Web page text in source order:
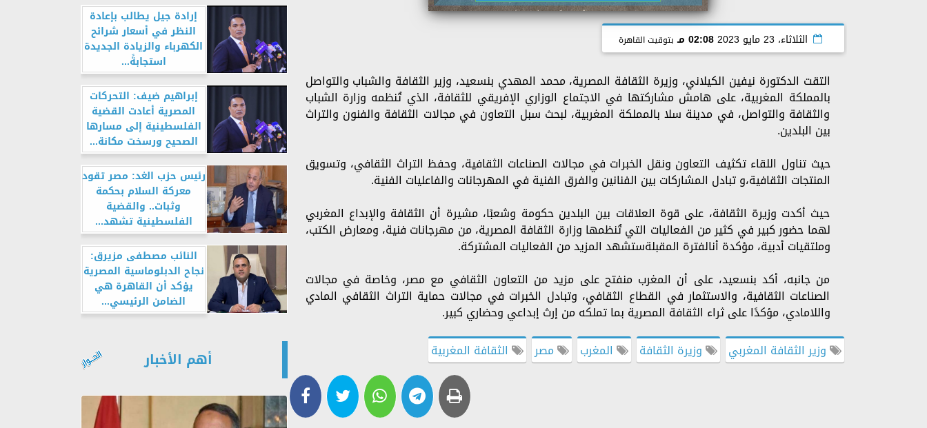
الثلاثاء، 23 مايو 2023 02:08 مـ بتوقيت القاهرة
التقت الدكتورة نيفين الكيلاني، وزيرة الثقافة المصرية، محمد المهدي بنسعيد، وزير الثقافة والشباب والتواصل
بالمملكة المغربية، على هامش مشاركتها في الاجتماع الوزاري الإفريقي للثقافة، الذي تُنظمه وزارة الشباب
والثقافة والتواصل، في مدينة سلا بالمملكة المغربية، لبحث سبل التعاون في مجالات الثقافة والفنون والتراث
بين البلدين.
حيث تناول اللقاء تكثيف التعاون ونقل الخبرات في مجالات الصناعات الثقافية، وحفظ التراث الثقافي، وتسويق
المنتجات الثقافية،و تبادل المشاركات بين الفنانين والفرق الفنية في المهرجانات والفاعليات الفنية.
حيث أكدت وزيرة الثقافة، على قوة العلاقات بين البلدين حكومة وشعبًا، مشيرة أن الثقافة والإبداع المغربي
لهما حضور كبير في كثير من الفعاليات التي تُنظمها وزارة الثقافة المصرية، من مهرجانات فنية، ومعارض الكتب،
وملتقيات أدبية، مؤكدة أنالفترة المقبلةستشهد المزيد من الفعاليات المشتركة.
من جانبه، أكد بنسعيد، على أن المغرب منفتح على مزيد من التعاون الثقافي مع مصر، وخاصة في مجالات
الصناعات الثقافية، والاستثمار في القطاع الثقافي، وتبادل الخبرات في مجالات حماية التراث الثقافي المادي
واللامادي، مؤكدًا على ثراء الثقافة المصرية بما تملكه من إرث إبداعي وحضاري كبير.
وزير الثقافة المغربي
وزيرة الثقافة المغرب مصر الثقافة المغربية
إرادة جيل يطالب بإعادة
النظر في أسعار شرائح
الكهرباء والزيادة الجديدة
استجابةً...
إبراهيم ضيف: التحركات
المصرية أعادت القضية
الفلسطينية إلى مسارها
الصحيح ورسخت مكانة...
رئيس حزب الغد: مصر تقود
معركة السلام بحكمة
وثبات.. والقضية
الفلسطينية تشهد...
النائب مصطفى مزيرق:
نجاح الدبلوماسية المصرية
يؤكد أن القاهرة هي
الضامن الرئيسي...
أهم الأخبار